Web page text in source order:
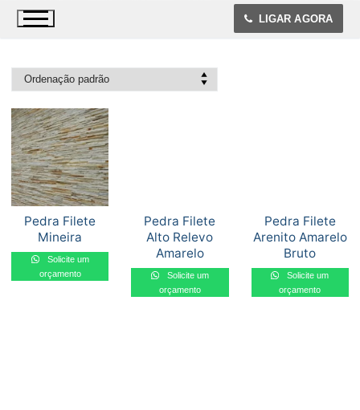
LIGAR AGORA
Pedra Filete
Mineira
Solicite um
orçamento
Pedra Filete
Alto Relevo
Amarelo
Solicite um
orçamento
Pedra Filete
Arenito Amarelo
Bruto
Solicite um
orçamento